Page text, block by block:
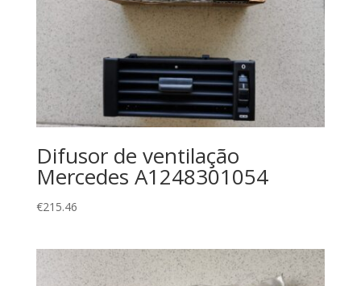
Difusor de ventilação
Mercedes A1248301054
€215.46